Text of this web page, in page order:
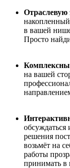
Отраслевую
в вашей
Просто
на вашей
обсуждаться
решения
возьмёт на
работы
принимать в